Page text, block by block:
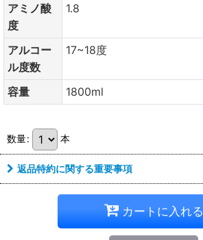
アミノ酸
度
1.8
アルコー
ル度数
17~18度
容量 1800ml
数量: 本
返品特約に関する重要事項
カートに入れる